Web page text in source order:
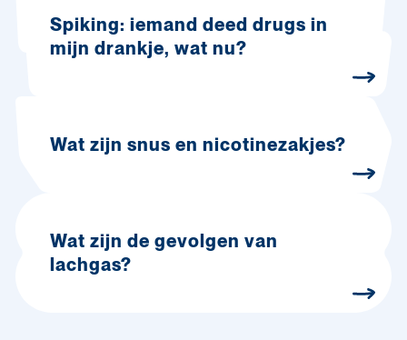
Spiking: iemand deed drugs in
mijn drankje, wat nu?
Wat zijn snus en nicotinezakjes?
Wat zijn de gevolgen van
lachgas?